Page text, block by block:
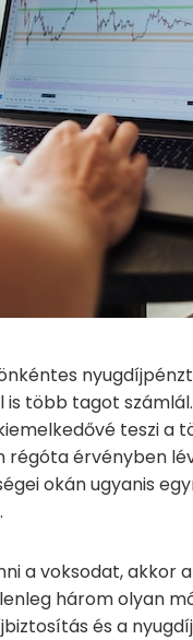
több tagot
teszi a
régóta érvényben
okán ugyanis
a voksodat, akkor
három olyan
és a